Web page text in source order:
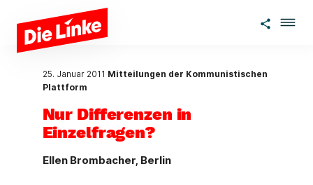
Zum Hauptinhalt springen
25. Januar 2011 Mitteilungen der Kommunistischen
Plattform
Nur Differenzen in
Einzelfragen?
Ellen Brombacher, Berlin